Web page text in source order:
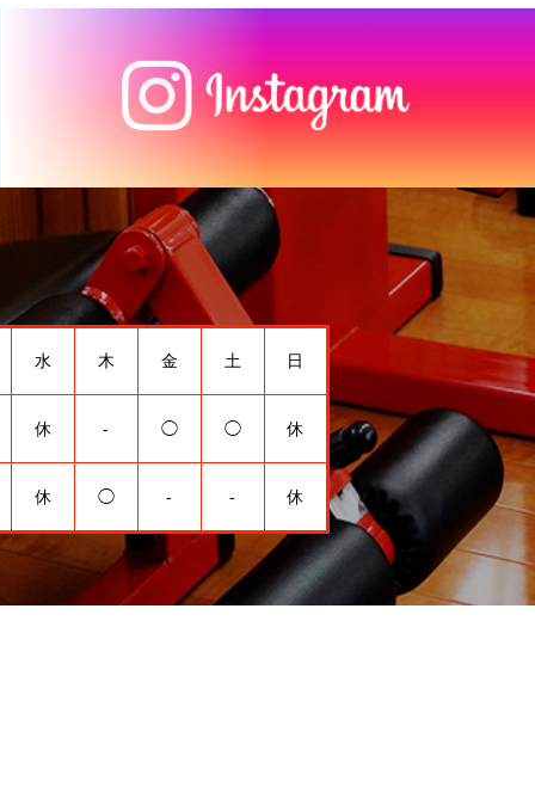
水 木 金 土 日
休 - ◯ ◯ 休
休 ◯ - - 休